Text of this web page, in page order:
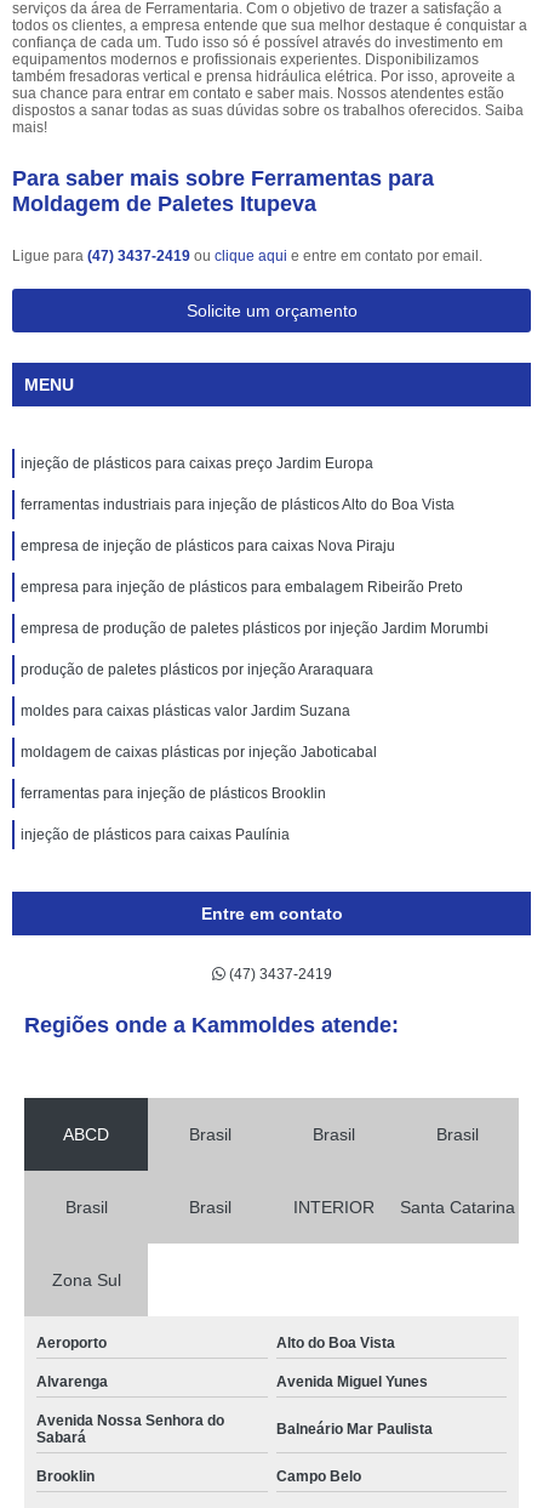
serviços da área de Ferramentaria. Com o objetivo de trazer a satisfação a
todos os clientes, a empresa entende que sua melhor destaque é conquistar a
confiança de cada um. Tudo isso só é possível através do investimento em
equipamentos modernos e profissionais experientes. Disponibilizamos
também fresadoras vertical e prensa hidráulica elétrica. Por isso, aproveite a
sua chance para entrar em contato e saber mais. Nossos atendentes estão
dispostos a sanar todas as suas dúvidas sobre os trabalhos oferecidos. Saiba
mais!
Para saber mais sobre Ferramentas para
Moldagem de Paletes Itupeva
Ligue para (47) 3437-2419 ou clique aqui e entre em contato por email.
Solicite um orçamento
MENU
injeção de plásticos para caixas preço Jardim Europa
ferramentas industriais para injeção de plásticos Alto do Boa Vista
empresa de injeção de plásticos para caixas Nova Piraju
empresa para injeção de plásticos para embalagem Ribeirão Preto
empresa de produção de paletes plásticos por injeção Jardim Morumbi
produção de paletes plásticos por injeção Araraquara
moldes para caixas plásticas valor Jardim Suzana
moldagem de caixas plásticas por injeção Jaboticabal
ferramentas para injeção de plásticos Brooklin
injeção de plásticos para caixas Paulínia
Entre em contato
(47) 3437-2419
Regiões onde a Kammoldes atende:
ABCD Brasil Brasil Brasil
Brasil Brasil INTERIOR Santa Catarina
Zona Sul
Aeroporto Alto do Boa Vista
Alvarenga Avenida Miguel Yunes
Avenida Nossa Senhora do
Sabará
Balneário Mar Paulista
Brooklin Campo Belo